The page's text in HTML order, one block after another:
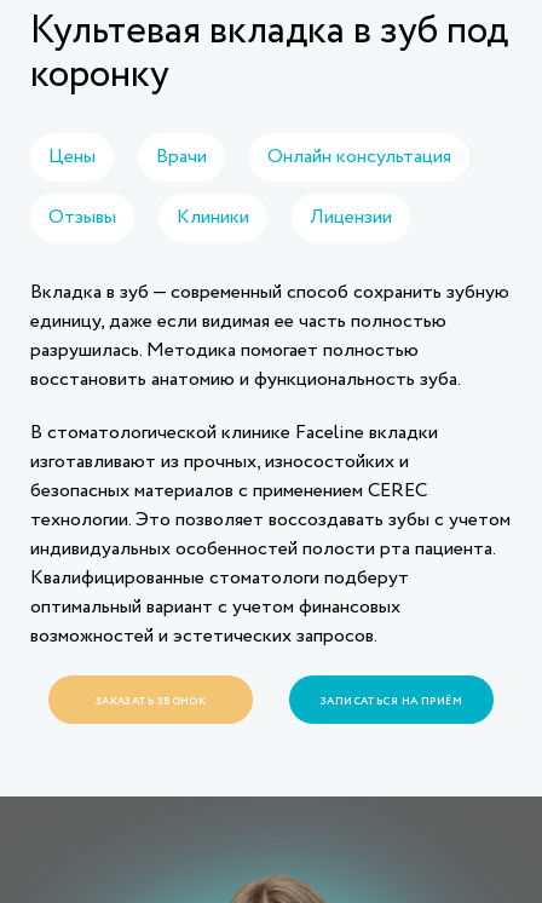
Культевая вкладка в зуб под
коронку
Цены Врачи Онлайн консультация
Отзывы Клиники Лицензии
Вкладка в зуб — современный способ сохранить зубную
единицу, даже если видимая ее часть полностью
разрушилась. Методика помогает полностью
восстановить анатомию и функциональность зуба.
В стоматологической клинике Faceline вкладки
изготавливают из прочных, износостойких и
безопасных материалов с применением CEREC
технологии. Это позволяет воссоздавать зубы с учетом
индивидуальных особенностей полости рта пациента.
Квалифицированные стоматологи подберут
оптимальный вариант с учетом финансовых
возможностей и эстетических запросов.
ЗАКАЗАТЬ ЗВОНОК ЗАПИСАТЬСЯ НА ПРИЁМ